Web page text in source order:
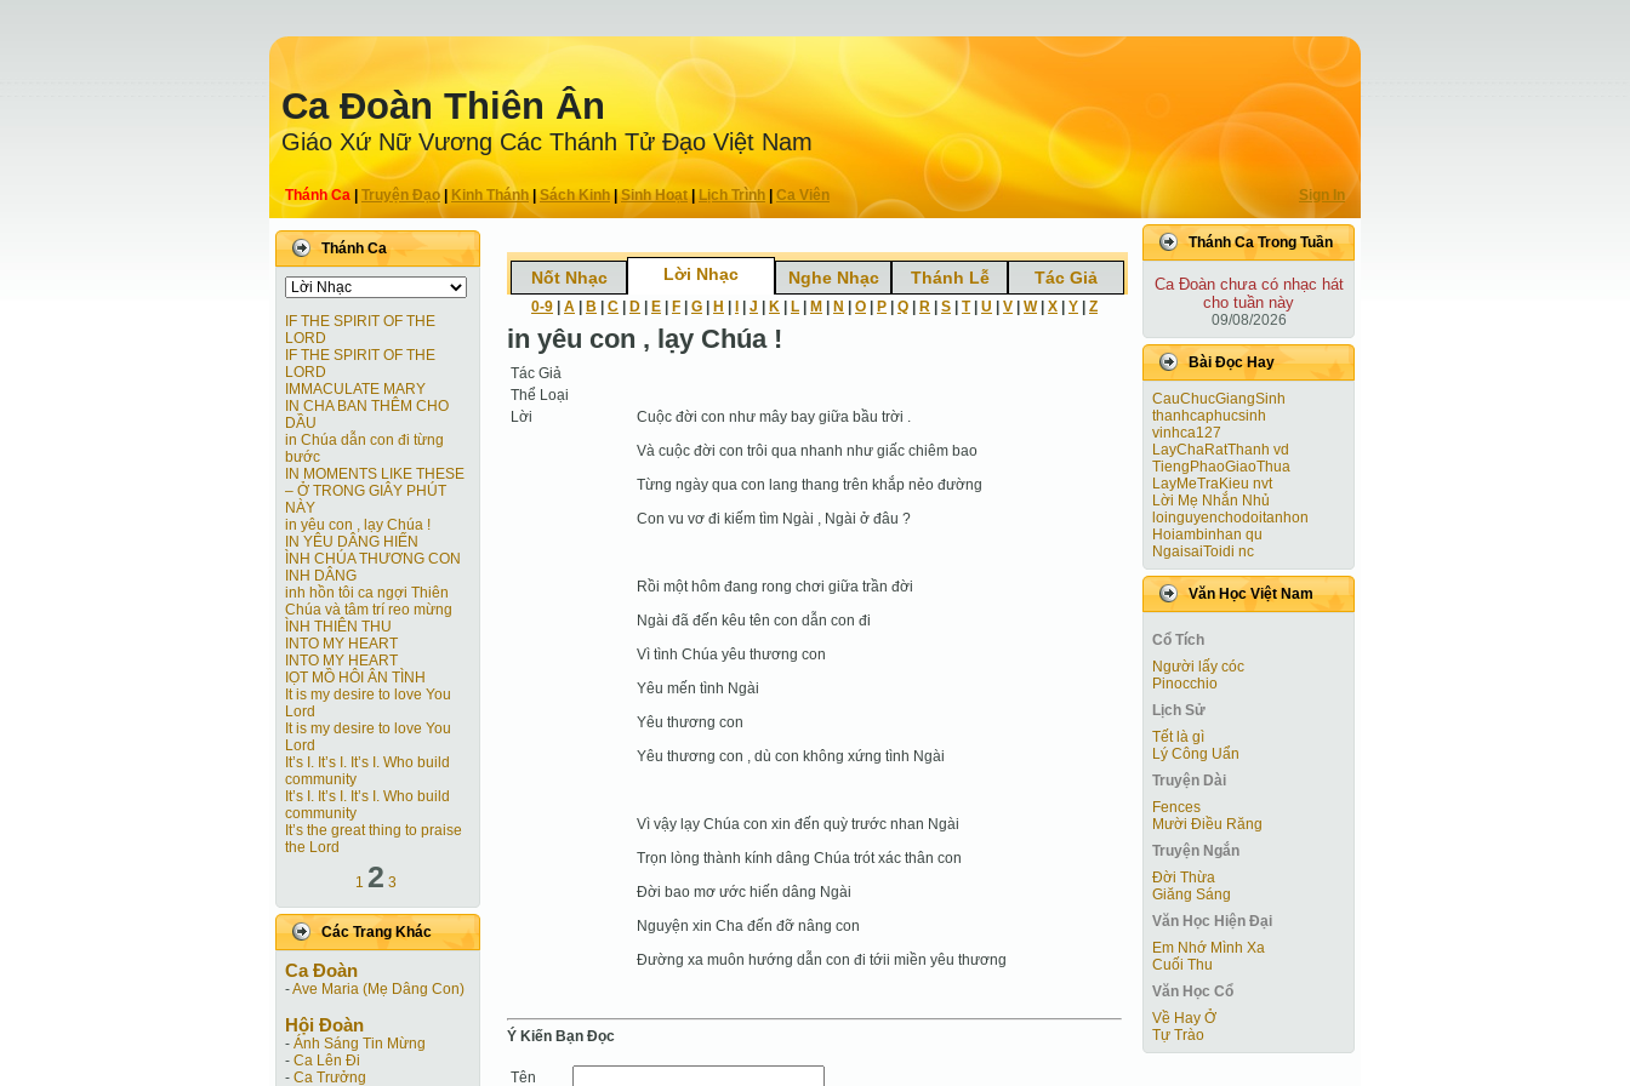
Ca Ðoàn Thiên Ân
Giáo Xứ Nữ Vương Các Thánh Tử Ðạo Việt Nam
Thánh Ca Truyện Ðạo| Kinh Thánh Sách Kinh|Sinh Hoạt| Lịch Trình Ca Viên Sign In
Thánh Ca
IF THE SPIRIT OF THE
LORD
IF THE SPIRIT OF THE
LORD
IMMACULATE MARY
IN CHA BAN THÊM CHO
DẦU
in Chúa dẫn con đi từng
bước
IN MOMENTS LIKE THESE
– Ở TRONG GIÂY PHÚT
NÀY
in yêu con , lạy Chúa !
IN YÊU DÂNG HIẾN
ÌNH CHÚA THƯƠNG CON
INH DÂNG
inh hồn tôi ca ngợi Thiên
Chúa và tâm trí reo mừng
ÌNH THIÊN THU
INTO MY HEART
INTO MY HEART
IỌT MỒ HÔI ÂN TÌNH
It is my desire to love You
Lord
It is my desire to love You
Lord
It’s I. It’s I. It’s I. Who build
community
It’s I. It’s I. It’s I. Who build
community
It’s the great thing to praise
the Lord
1 2 3
Các Trang Khác
Ca Ðoàn
-Ave Maria (Mẹ Dâng Con)
Hội Ðoàn
- Ánh Sáng Tin Mừng
- Ca Lên Đi
- Ca Trưởng
Nốt Nhạc Lời Nhạc Nghe Nhạc Thánh Lễ Tác Giả
0-9 A B C D E F G H J K L M N O P Q R S T| U V W| X Y Z
in yêu con , lạy Chúa !
Tác Giả
Thể Loại
Lời
Cuộc đời con như mây bay giữa bầu trời .
Và cuộc đời con trôi qua nhanh như giấc chiêm bao
Từng ngày qua con lang thang trên khắp nẻo đường
Con vu vơ đi kiếm tìm Ngài , Ngài ở đâu ?
Rồi một hôm đang rong chơi giữa trần đời
Ngài đã đến kêu tên con dẫn con đi
Vì tình Chúa yêu thương con
Yêu mến tình Ngài
Yêu thương con
Yêu thương con , dù con không xứng tình Ngài
Vì vậy lạy Chúa con xin đến quỳ trước nhan Ngài
Trọn lòng thành kính dâng Chúa trót xác thân con
Đời bao mơ ước hiến dâng Ngài
Nguyện xin Cha đến đỡ nâng con
Đường xa muôn hướng dẫn con đi tớii miền yêu thương
Ý Kiến Bạn Ðọc
Tên
Thánh Ca Trong Tuần
Ca Ðoàn chưa có nhạc hát
cho tuần này
09/08/2026
Bài Ðọc Hay
CauChucGiangSinh
thanhcaphucsinh
vinhca127
LayChaRatThanh vd
TiengPhaoGiaoThua
LayMeTraKieu nvt
Lời Mẹ Nhắn Nhủ
loinguyenchodoitanhon
Hoiambinhan qu
NgaisaiToidi nc
Văn Học Việt Nam
Cổ Tích
Người lấy cóc
Pinocchio
Lịch Sử
Tết là gì
Lý Công Uẩn
Truyện Dài
Fences
Mười Điều Răng
Truyện Ngắn
Ðời Thừa
Giăng Sáng
Văn Học Hiện Ðại
Em Nhớ Mình Xa
Cuối Thu
Văn Học Cổ
Về Hay Ở
Tự Trào